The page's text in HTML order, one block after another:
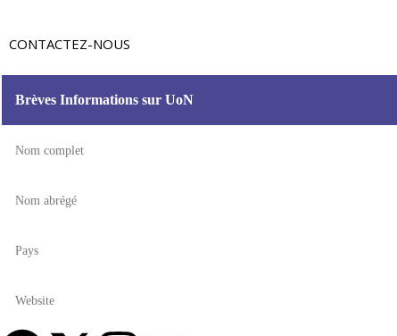
CONTACTEZ-NOUS
Brèves Informations sur UoN
Nom complet
Nom abrégé
Pays
Website